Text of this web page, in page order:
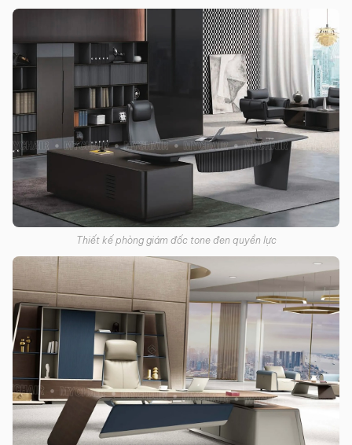
Thiết kế phòng giám đốc tone đen quyền lực